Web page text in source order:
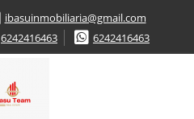
ibasuinmobiliaria@gmail.com
6242416463
6242416463